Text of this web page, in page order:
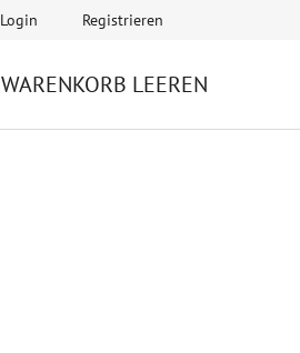
Login Registrieren
WARENKORB LEEREN